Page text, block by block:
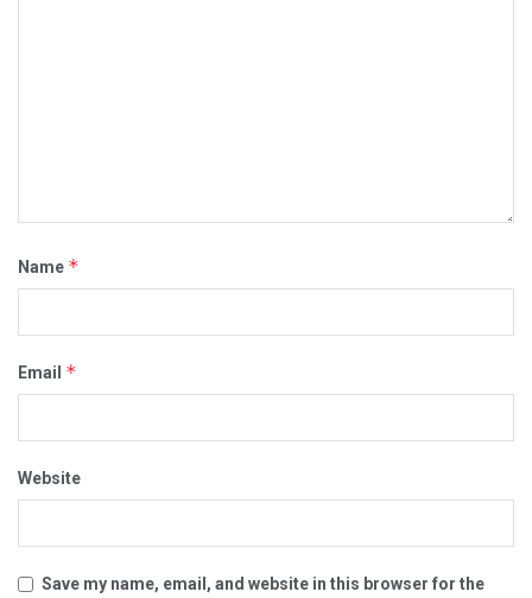
Name *
Email *
Website
Save my name, email, and website in this browser for the